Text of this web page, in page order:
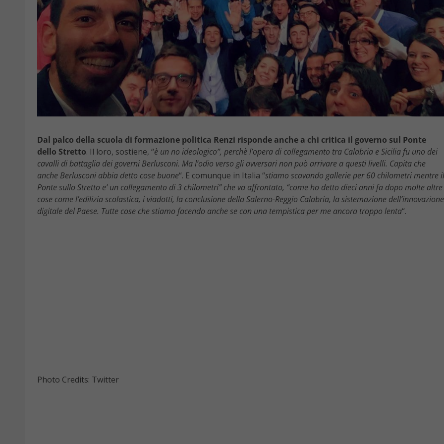
Dal palco della scuola di formazione politica Renzi risponde anche a chi critica il governo sul Ponte
dello Stretto. Il loro, sostiene, “è un no ideologico”, perchè l’opera di collegamento tra Calabria e Sicilia fu uno dei
cavalli di battaglia dei governi Berlusconi. Ma l’odio verso gli avversari non può arrivare a questi livelli. Capita che
anche Berlusconi abbia detto cose buone“. E comunque in Italia “stiamo scavando gallerie per 60 chilometri mentre il
Ponte sullo Stretto e’ un collegamento di 3 chilometri” che va affrontato, “come ho detto dieci anni fa dopo molte altre
cose come l’edilizia scolastica, i viadotti, la conclusione della Salerno-Reggio Calabria, la sistemazione dell’innovazione
digitale del Paese. Tutte cose che stiamo facendo anche se con una tempistica per me ancora troppo lenta“.
Photo Credits: Twitter